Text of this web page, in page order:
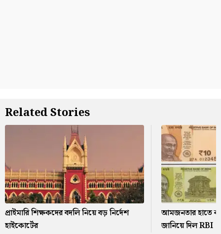
Related Stories
প্রাইমারি শিক্ষকদের বদলি নিয়ে বড় নির্দেশ
হাইকোর্টের
আমজনতার হাতে
জানিয়ে দিল RBI